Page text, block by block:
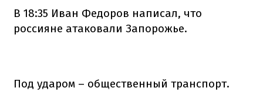
В 18:35 Иван Федоров написал, что
россияне атаковали Запорожье.
Под ударом – общественный транспорт.